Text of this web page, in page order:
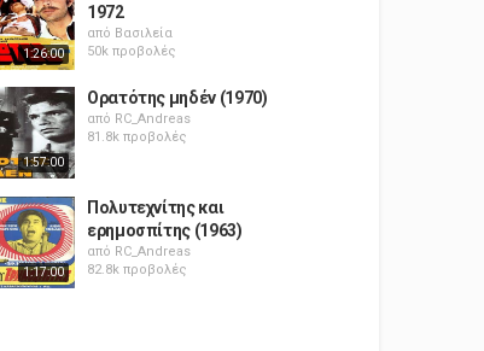
1:26:00
1972
από Βασιλεία
50k προβολές
1:57:00
Ορατότης μηδέν (1970)
από RC_Andreas
81.8k προβολές
1:17:00
Πολυτεχνίτης και
ερημοσπίτης (1963)
από RC_Andreas
82.8k προβολές